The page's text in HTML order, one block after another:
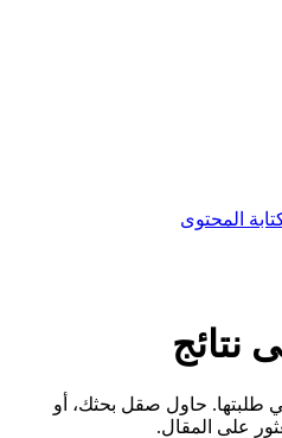
المحتوى
نتائج
طلبتها. حاول صقل بحثك، أو
على المقال.